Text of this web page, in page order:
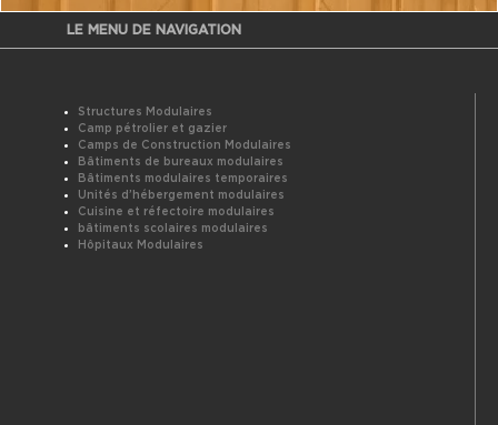
LE MENU DE NAVIGATION
Structures Modulaires
Camp pétrolier et gazier
Camps de Construction Modulaires
Bâtiments de bureaux modulaires
Bâtiments modulaires temporaires
Unités d’hébergement modulaires
Cuisine et réfectoire modulaires
bâtiments scolaires modulaires
Hôpitaux Modulaires